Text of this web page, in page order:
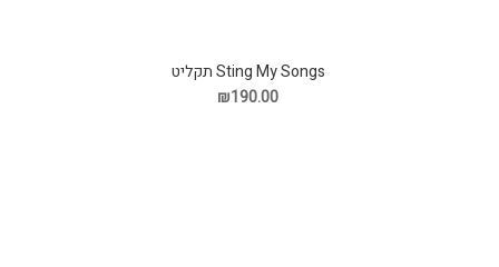
Sting My Songs תקליט
₪190.00